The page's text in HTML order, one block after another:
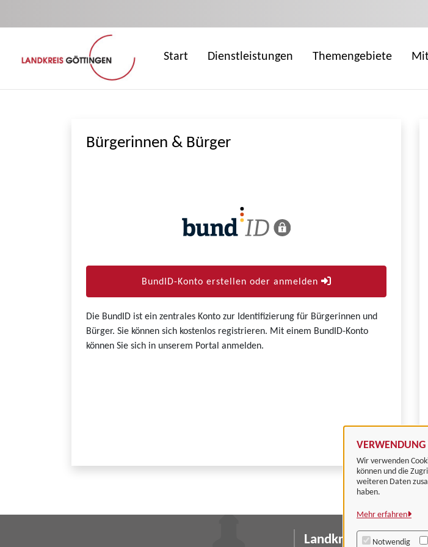
VERWENDUNG
Wir verwenden
können und die
weiteren Daten
haben.
Mehr erfahren
Notwendig
Start Dienstleistungen Themengebiete
Bürgerinnen & Bürger
BundID-Konto erstellen oder anmelden
Die BundID ist ein zentrales Konto zur Identifizierung für Bürgerinnen und
Bürger. Sie können sich kostenlos registrieren. Mit einem BundID-Konto
können Sie sich in unserem Portal anmelden.
Landkreis Göttingen